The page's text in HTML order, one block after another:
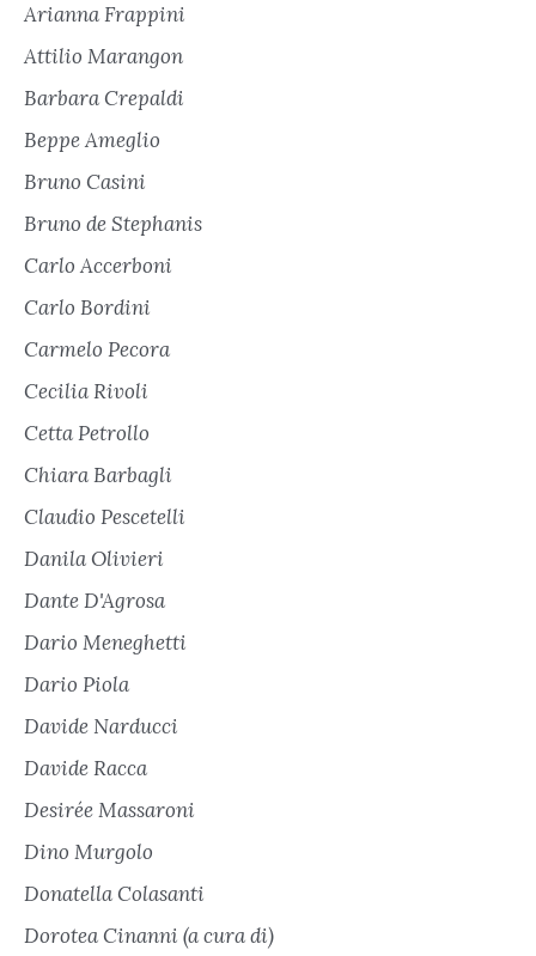
Arianna Frappini
Attilio Marangon
Barbara Crepaldi
Beppe Ameglio
Bruno Casini
Bruno de Stephanis
Carlo Accerboni
Carlo Bordini
Carmelo Pecora
Cecilia Rivoli
Cetta Petrollo
Chiara Barbagli
Claudio Pescetelli
Danila Olivieri
Dante D'Agrosa
Dario Meneghetti
Dario Piola
Davide Narducci
Davide Racca
Desirée Massaroni
Dino Murgolo
Donatella Colasanti
Dorotea Cinanni (a cura di)